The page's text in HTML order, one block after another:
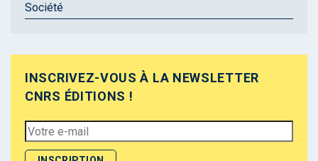
Société
INSCRIVEZ-VOUS À LA NEWSLETTER
CNRS ÉDITIONS !